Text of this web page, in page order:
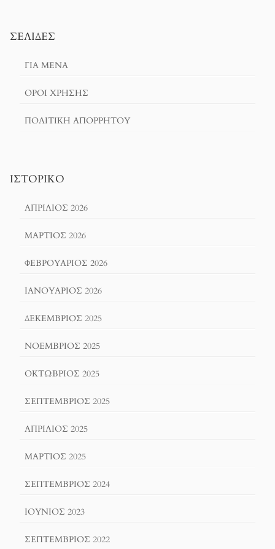
ΣΕΛΊΔΕΣ
ΓΙΑ ΜΕΝΑ
ΌΡΟΙ ΧΡΗΣΗΣ
ΠΟΛΙΤΙΚΉ ΑΠΟΡΡΉΤΟΥ
ΙΣΤΟΡΙΚΌ
ΑΠΡΊΛΙΟΣ 2026
ΜΆΡΤΙΟΣ 2026
ΦΕΒΡΟΥΆΡΙΟΣ 2026
ΙΑΝΟΥΆΡΙΟΣ 2026
ΔΕΚΈΜΒΡΙΟΣ 2025
ΝΟΈΜΒΡΙΟΣ 2025
ΟΚΤΏΒΡΙΟΣ 2025
ΣΕΠΤΈΜΒΡΙΟΣ 2025
ΑΠΡΊΛΙΟΣ 2025
ΜΆΡΤΙΟΣ 2025
ΣΕΠΤΈΜΒΡΙΟΣ 2024
ΙΟΎΝΙΟΣ 2023
ΣΕΠΤΈΜΒΡΙΟΣ 2022